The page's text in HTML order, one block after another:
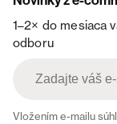
1–2× do mesiaca
odboru
Vložením e-mailu